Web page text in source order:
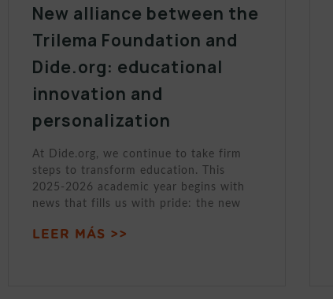
New alliance between the
Trilema Foundation and
Dide.org: educational
innovation and
personalization
At Dide.org, we continue to take firm
steps to transform education. This
2025-2026 academic year begins with
news that fills us with pride: the new
LEER MÁS >>